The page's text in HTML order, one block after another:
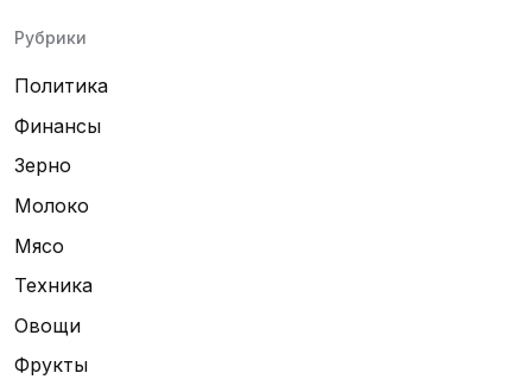
Рубрики
Политика
Финансы
Зерно
Молоко
Мясо
Техника
Овощи
Фрукты